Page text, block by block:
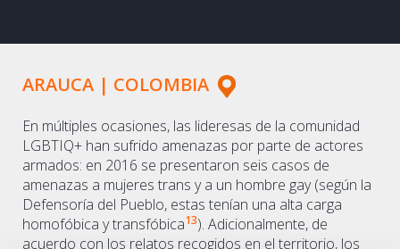
ARAUCA | COLOMBIA
En múltiples ocasiones, las lideresas de la comunidad
LGBTIQ+ han sufrido amenazas por parte de actores
armados: en 2016 se presentaron seis casos de
amenazas a mujeres trans y a un hombre gay (según la
Defensoría del Pueblo, estas tenían una alta carga
homofóbica y transfóbica13). Adicionalmente, de
acuerdo con los relatos recogidos en el territorio, los